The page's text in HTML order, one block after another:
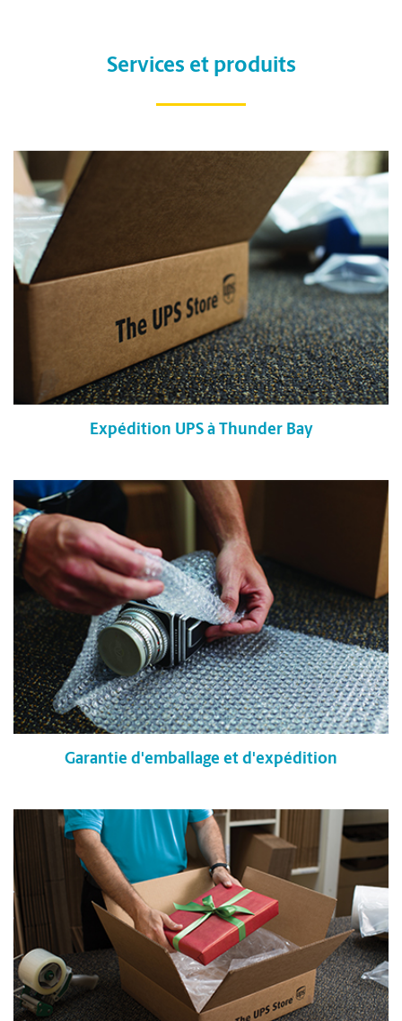
Services et produits
Expédition UPS à Thunder Bay
Garantie d'emballage et d'expédition